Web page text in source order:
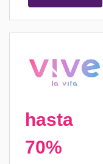
hasta
70%